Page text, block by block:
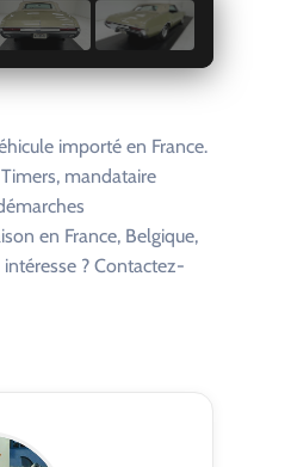
1 / 29
importé en France.
mandataire
en France, Belgique,
? Contactez-